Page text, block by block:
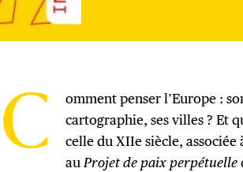
C
omment penser l’Europe :
cartographie, ses villes ? Et
celle du XIIe siècle,
auProjet de paix perpétuelle